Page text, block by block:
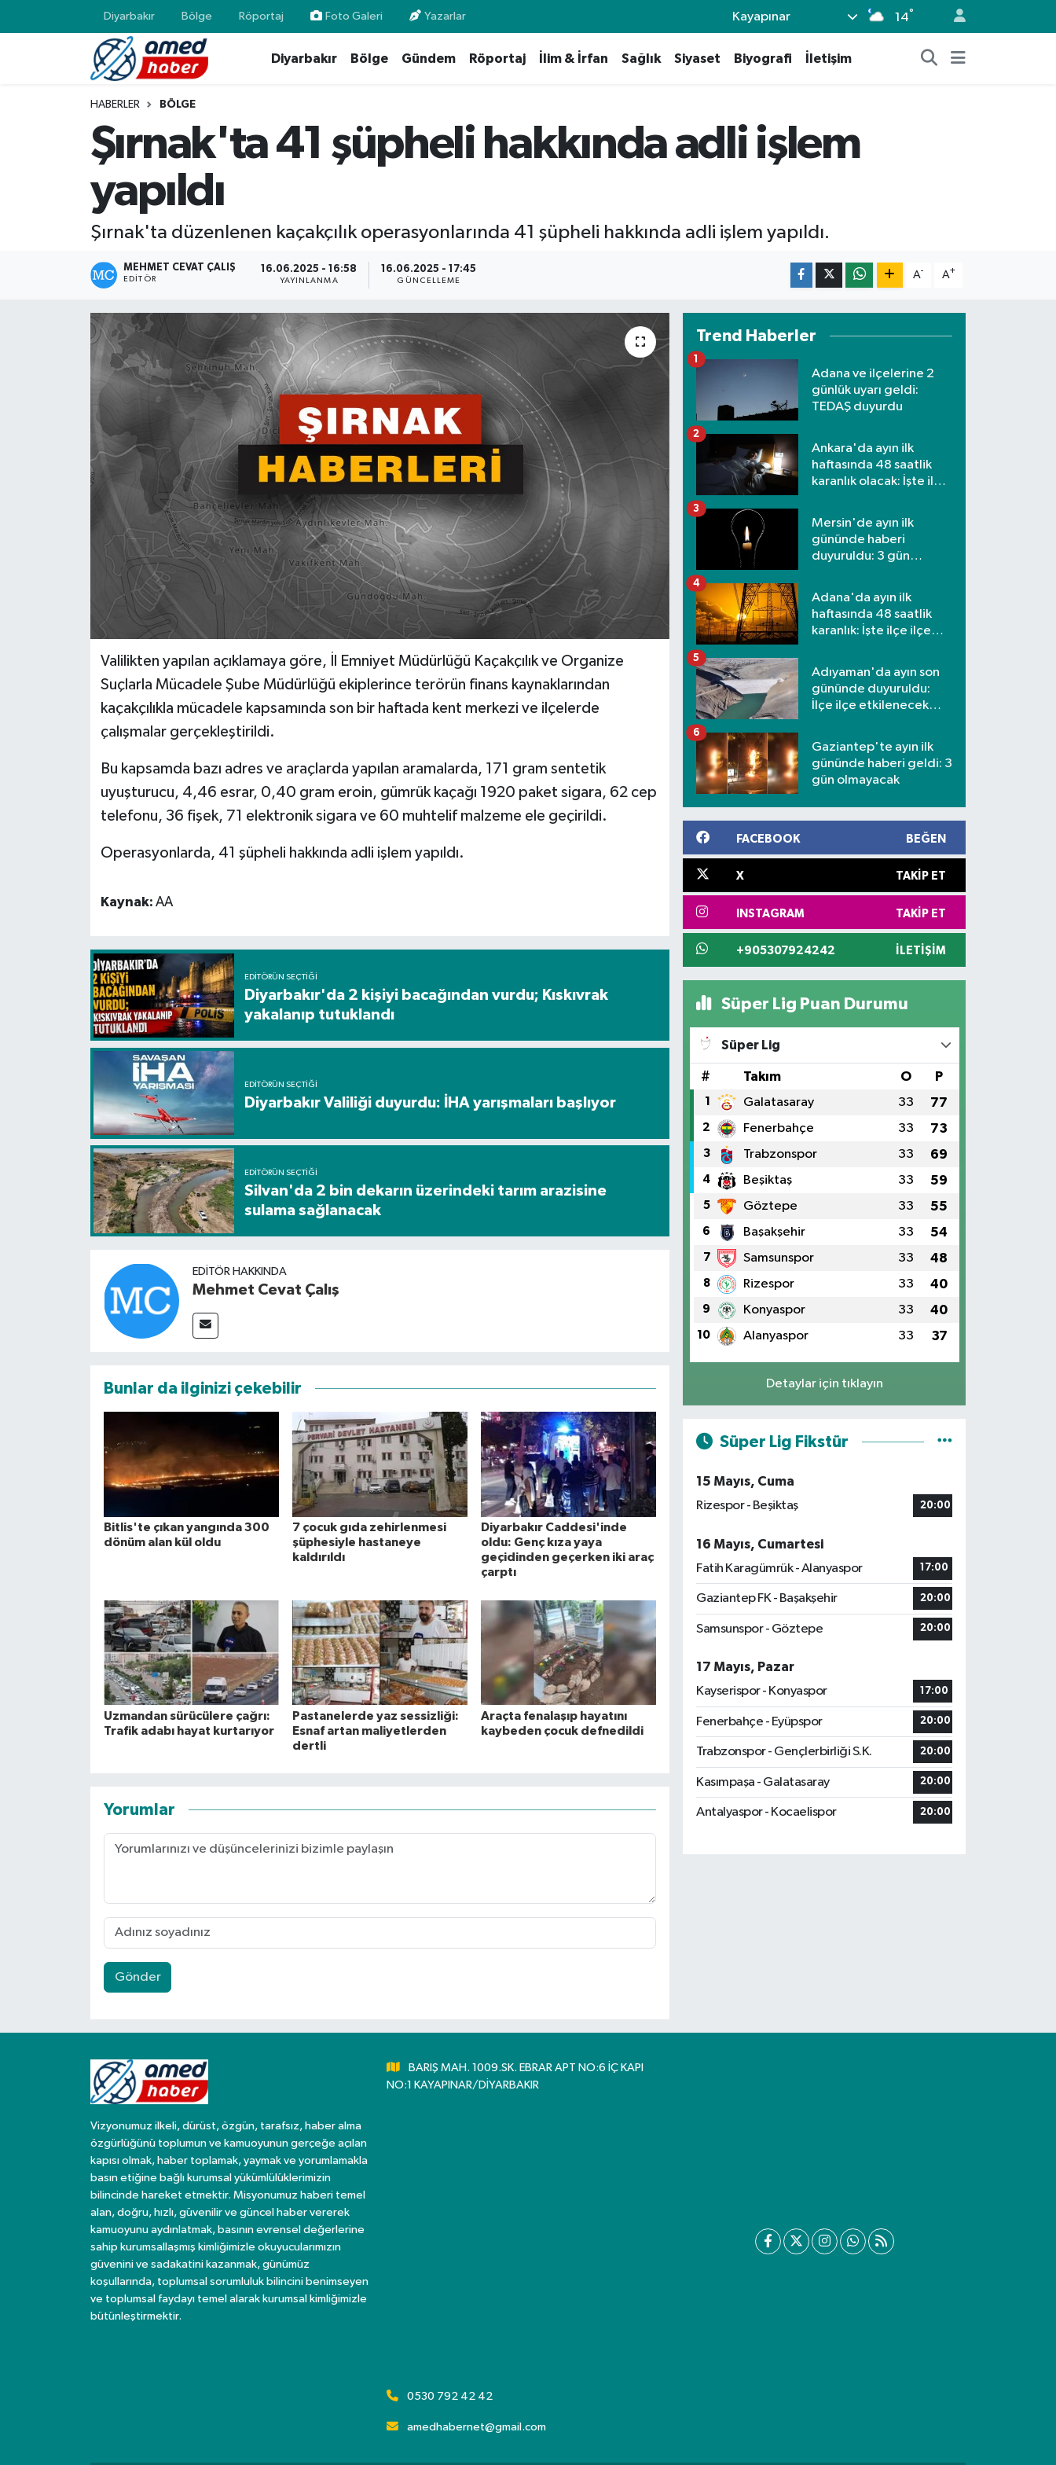
Diyarbakır Bölge Röportaj Foto Galeri Yazarlar Kayapınar 14°
Diyarbakır Bölge Gündem Röportaj İlim & İrfan Sağlık Siyaset Biyografi İletişim
HABERLER BÖLGE
Şırnak'ta 41 şüpheli hakkında adli işlem
yapıldı
Şırnak'ta düzenlenen kaçakçılık operasyonlarında 41 şüpheli hakkında adli işlem yapıldı.
MEHMET CEVAT ÇALIŞ
EDITÖR
16.06.2025 - 16:58
YAYINLANMA
16.06.2025 - 17:45
GÜNCELLEME
A- A+
Valilikten yapılan açıklamaya göre, İl Emniyet Müdürlüğü Kaçakçılık ve Organize
Suçlarla Mücadele Şube Müdürlüğü ekiplerince terörün finans kaynaklarından
kaçakçılıkla mücadele kapsamında son bir haftada kent merkezi ve ilçelerde
çalışmalar gerçekleştirildi.
Bu kapsamda bazı adres ve araçlarda yapılan aramalarda, 171 gram sentetik
uyuşturucu, 4,46 esrar, 0,40 gram eroin, gümrük kaçağı 1920 paket sigara, 62 cep
telefonu, 36 fişek, 71 elektronik sigara ve 60 muhtelif malzeme ele geçirildi.
Operasyonlarda, 41 şüpheli hakkında adli işlem yapıldı.
Kaynak: AA
EDITÖRÜN SEÇTIĞI
Diyarbakır'da 2 kişiyi bacağından vurdu; Kıskıvrak
yakalanıp tutuklandı
EDITÖRÜN SEÇTIĞI
Diyarbakır Valiliği duyurdu: İHA yarışmaları başlıyor
EDITÖRÜN SEÇTIĞI
Silvan'da 2 bin dekarın üzerindeki tarım arazisine
sulama sağlanacak
EDITÖR HAKKINDA
Mehmet Cevat Çalış
Bunlar da ilginizi çekebilir
Bitlis'te çıkan yangında 300
dönüm alan kül oldu
7 çocuk gıda zehirlenmesi
şüphesiyle hastaneye
kaldırıldı
Diyarbakır Caddesi'inde
oldu: Genç kıza yaya
geçidinden geçerken iki araç
çarptı
Uzmandan sürücülere çağrı:
Trafik adabı hayat kurtarıyor
Pastanelerde yaz sessizliği:
Esnaf artan maliyetlerden
dertli
Araçta fenalaşıp hayatını
kaybeden çocuk defnedildi
Yorumlar
Gönder
Trend Haberler
Adana ve ilçelerine 2
günlük uyarı geldi:
TEDAŞ duyurdu
1
Ankara'da ayın ilk
haftasında 48 saatlik
karanlık olacak: İşte ilçe
2
Mersin'de ayın ilk
gününde haberi
duyuruldu: 3 gün
3
Adana'da ayın ilk
haftasında 48 saatlik
karanlık: İşte ilçe ilçe
4
Adıyaman'da ayın son
gününde duyuruldu:
İlçe ilçe etkilenecek
5
Gaziantep'te ayın ilk
gününde haberi geldi: 3
gün olmayacak
6
FACEBOOK BEĞEN
X TAKIP ET
INSTAGRAM TAKIP ET
+905307924242 İLETIŞIM
Süper Lig Puan Durumu
Süper Lig
# Takım O P
1 Galatasaray 33 77
2 Fenerbahçe 33 73
3 Trabzonspor 33 69
4 Beşiktaş 33 59
5 Göztepe 33 55
6 Başakşehir 33 54
7 Samsunspor 33 48
8 Rizespor 33 40
9 Konyaspor 33 40
10 Alanyaspor 33 37
Detaylar için tıklayın
Süper Lig Fikstür
15 Mayıs, Cuma
Rizespor - Beşiktaş
20:00
16 Mayıs, Cumartesi
Fatih Karagümrük - Alanyaspor
17:00
Gaziantep FK - Başakşehir 20:00
Samsunspor - Göztepe 20:00
17 Mayıs, Pazar
Kayserispor - Konyaspor
17:00
Fenerbahçe - Eyüpspor 20:00
Trabzonspor - Gençlerbirliği S.K. 20:00
Kasımpaşa - Galatasaray 20:00
Antalyaspor - Kocaelispor 20:00
Vizyonumuz ilkeli, dürüst, özgün, tarafsız, haber alma
özgürlüğünü toplumun ve kamuoyunun gerçeğe açılan
kapısı olmak, haber toplamak, yaymak ve yorumlamakla
basın etiğine bağlı kurumsal yükümlülüklerimizin
bilincinde hareket etmektir. Misyonumuz haberi temel
alan, doğru, hızlı, güvenilir ve güncel haber vererek
kamuoyunu aydınlatmak, basının evrensel değerlerine
sahip kurumsallaşmış kimliğimizle okuyucularımızın
güvenini ve sadakatini kazanmak, günümüz
koşullarında, toplumsal sorumluluk bilincini benimseyen
ve toplumsal faydayı temel alarak kurumsal kimliğimizle
bütünleştirmektir.
BARIŞ MAH. 1009.SK. EBRAR APT NO:6 İÇ KAPI
NO:1 KAYAPINAR/DİYARBAKIR
0530 792 42 42
amedhabernet@gmail.com
Diyarbakır
Röportaj
Foto Galeri
Diyarbakır
Bilim & Teknoloji
Ekonomi
Gündem
Kültür & Sanat
Sağlık & Yaşam
Diyarbakır Nöbetçi Eczaneler
Diyarbakır Hava Durumu
Diyarbakır Namaz Vakitleri
Diyarbakır Trafik Yoğunluk Haritası
Tüm Manşetler
Haber Arşivi